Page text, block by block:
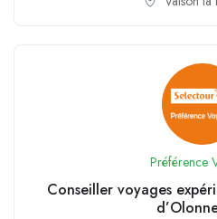
Préférence
Conseiller voyages